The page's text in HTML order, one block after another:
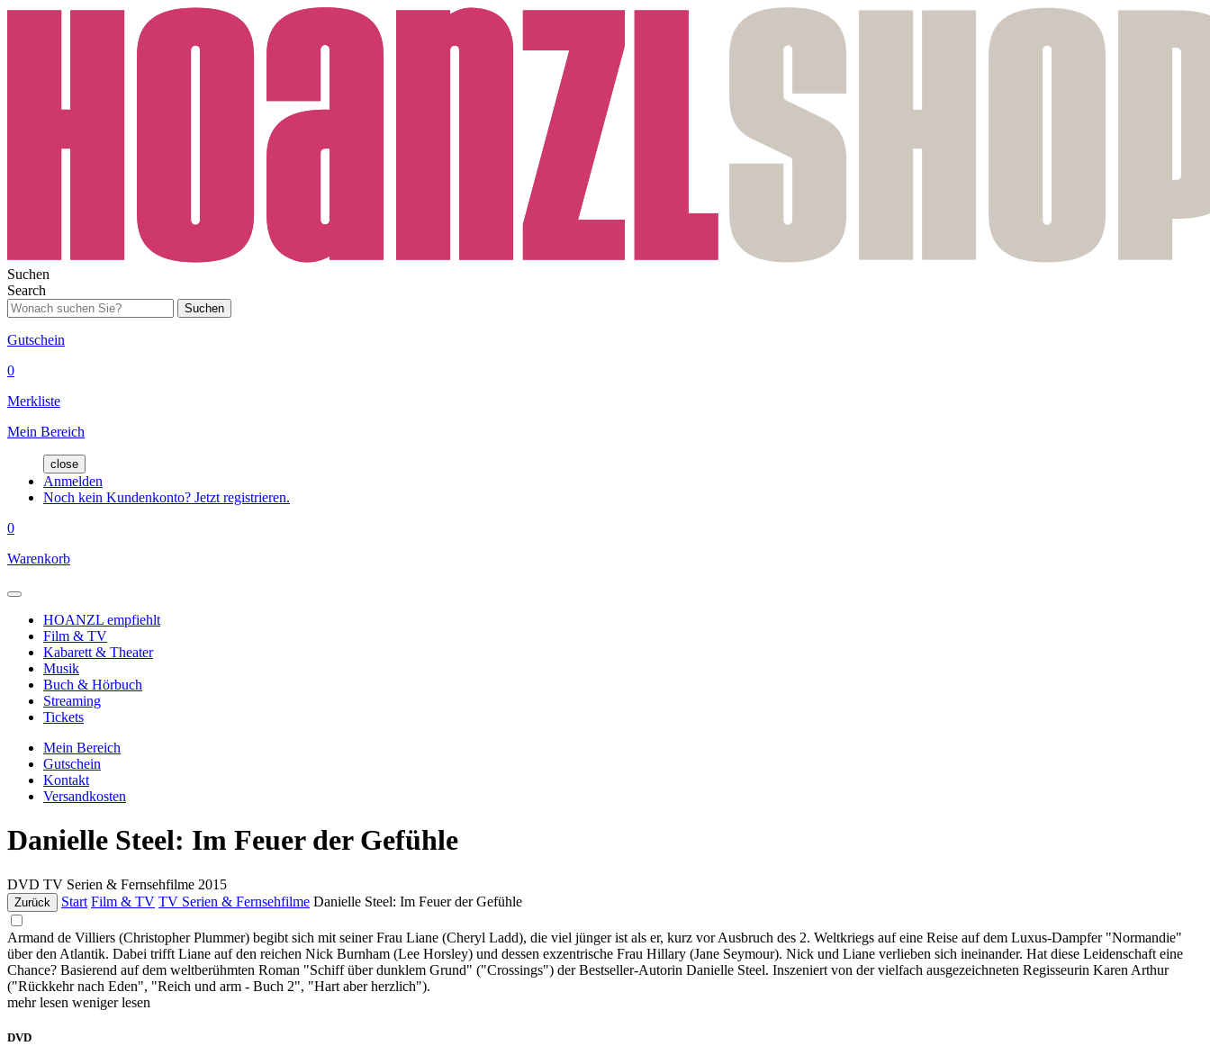
Suchen
Search
Suchen
Gutschein
0
Merkliste
Mein Bereich
close
Anmelden
Noch kein Kundenkonto? Jetzt registrieren.
0
Warenkorb
HOANZL empfiehlt
Film & TV
Kabarett & Theater
Musik
Buch & Hörbuch
Streaming
Tickets
Mein Bereich
Gutschein
Kontakt
Versandkosten
Danielle Steel: Im Feuer der Gefühle
DVD TV Serien & Fernsehfilme 2015
Zurück Start Film & TV TV Serien & Fernsehfilme Danielle Steel: Im Feuer der Gefühle
Armand de Villiers (Christopher Plummer) begibt sich mit seiner Frau Liane (Cheryl Ladd), die viel jünger ist als er, kurz vor Ausbruch des 2. Weltkriegs auf eine Reise auf dem Luxus-Dampfer "Normandie"
über den Atlantik. Dabei trifft Liane auf den reichen Nick Burnham (Lee Horsley) und dessen exzentrische Frau Hillary (Jane Seymour). Nick und Liane verlieben sich ineinander. Hat diese Leidenschaft eine
Chance? Basierend auf dem weltberühmten Roman "Schiff über dunklem Grund" ("Crossings") der Bestseller-Autorin Danielle Steel. Inszeniert von der vielfach ausgezeichneten Regisseurin Karen Arthur
("Rückkehr nach Eden", "Reich und arm - Buch 2", "Hart aber herzlich").
mehr lesen weniger lesen
DVD